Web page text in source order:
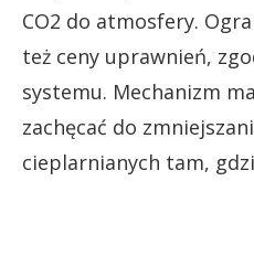
CO2 do atmosfery.
też ceny uprawnień,
systemu. Mechanizm
zachęcać do
cieplarnianych tam,